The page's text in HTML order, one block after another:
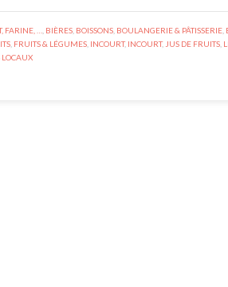
FARINE, … BIÈRES BOISSONS BOULANGERIE & PÂTISSERIE
FRUITS & LÉGUMES INCOURT, INCOURT, JUS DE FRUITS
LOCAUX